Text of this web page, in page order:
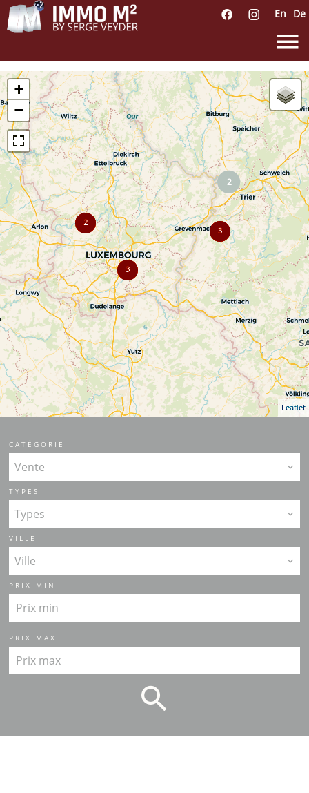
En De
2
3
2
3
+
−
Leaflet
CATÉGORIE
Vente
TYPES
Types
VILLE
Ville
PRIX MIN
PRIX MAX